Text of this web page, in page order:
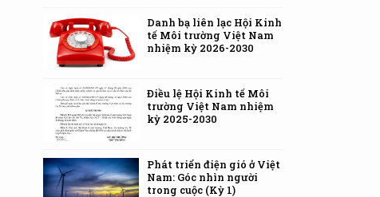
Danh bạ liên lạc Hội Kinh
tế Môi trường Việt Nam
nhiệm kỳ 2026-2030
Điều lệ Hội Kinh tế Môi
trường Việt Nam nhiệm
kỳ 2025-2030
Phát triển điện gió ở Việt
Nam: Góc nhìn người
trong cuộc (Kỳ 1)